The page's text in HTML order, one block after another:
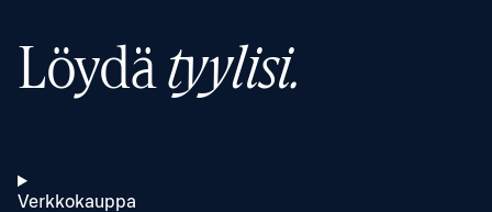
Löydätyylisi.
Verkkokauppa